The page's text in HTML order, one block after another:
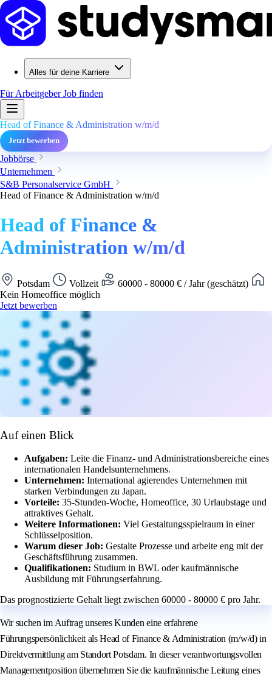
Alles für deine Karriere
Für ArbeitgeberJob finden
Head of Finance & Administration w/m/d
Jetzt bewerben
Jobbörse
Unternehmen
S&B Personalservice GmbH
Head of Finance & Administration w/m/d
Head of Finance &
Administration w/m/d
Potsdam Vollzeit
60000 - 80000 € / Jahr (geschätzt)
Kein Homeoffice möglich
Jetzt bewerben
Auf einen Blick
Aufgaben: Leite die Finanz- und Administrationsbereiche eines
internationalen Handelsunternehmens.
Unternehmen: International agierendes Unternehmen mit
starken Verbindungen zu Japan.
Vorteile: 35-Stunden-Woche, Homeoffice, 30 Urlaubstage und
attraktives Gehalt.
Weitere Informationen: Viel Gestaltungsspielraum in einer
Schlüsselposition.
Warum dieser Job: Gestalte Prozesse und arbeite eng mit der
Geschäftsführung zusammen.
Qualifikationen: Studium in BWL oder kaufmännische
Ausbildung mit Führungserfahrung.
Das prognostizierte Gehalt liegt zwischen 60000 - 80000 € pro Jahr.
Wir suchen im Auftrag unseres Kunden eine erfahrene
Führungspersönlichkeit als Head of Finance & Administration (m/w/d) in
Direktvermittlung am Standort Potsdam. In dieser verantwortungsvollen
Managementposition übernehmen Sie die kaufmännische Leitung eines